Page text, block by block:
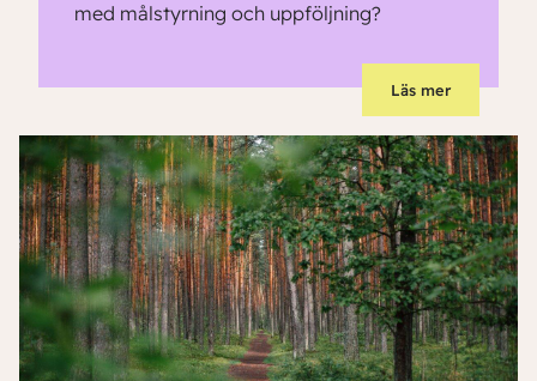
med målstyrning och uppföljning?
Läs mer